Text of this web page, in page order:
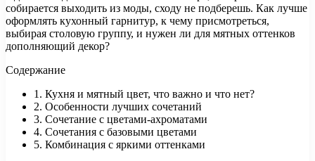
собирается выходить из моды, сходу не подберешь. Как лучше
оформлять кухонный гарнитур, к чему присмотреться,
выбирая столовую группу, и нужен ли для мятных оттенков
дополняющий декор?
Содержание
1. Кухня и мятный цвет, что важно и что нет?
2. Особенности лучших сочетаний
3. Сочетание с цветами-ахроматами
4. Сочетания с базовыми цветами
5. Комбинация с яркими оттенками